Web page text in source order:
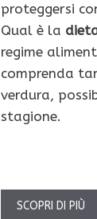
proteggersi
Qual è la
regime
comprenda
verdura,
stagione.
SCOPRI DI PIÙ